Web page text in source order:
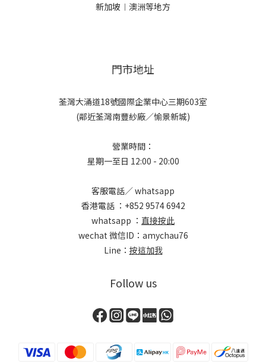
新加坡︱澳洲等地方
門市地址
荃灣大涌道18號國際企業中心三期603室
(鄰近荃灣南豐紗廠／愉景新城)
營業時間：
星期一至日 12:00 - 20:00
客服電話／ whatsapp
香港電話 ：+852 9574 6942
whatsapp ： 直接按此
wechat 微信ID：amychau76
Line： 按這加我
Follow us